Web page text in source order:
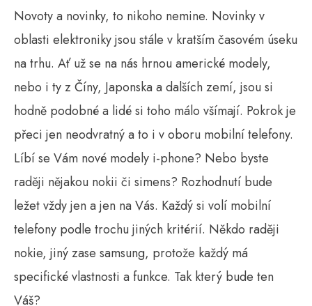
Novoty a novinky, to nikoho nemine. Novinky v
oblasti elektroniky jsou stále v kratším časovém úseku
na trhu. Ať už se na nás hrnou americké modely,
nebo i ty z Číny, Japonska a dalších zemí, jsou si
hodně podobné a lidé si toho málo všímají. Pokrok je
přeci jen neodvratný a to i v oboru mobilní telefony.
Líbí se Vám nové modely i-phone? Nebo byste
raději nějakou nokii či simens? Rozhodnutí bude
ležet vždy jen a jen na Vás. Každý si volí mobilní
telefony podle trochu jiných kritérií. Někdo raději
nokie, jiný zase samsung, protože každý má
specifické vlastnosti a funkce. Tak který bude ten
Váš?